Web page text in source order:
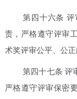
第四十六条
责，严格遵守评审
术奖评审公平、公正
第四十七条 评
严格遵守评审保密